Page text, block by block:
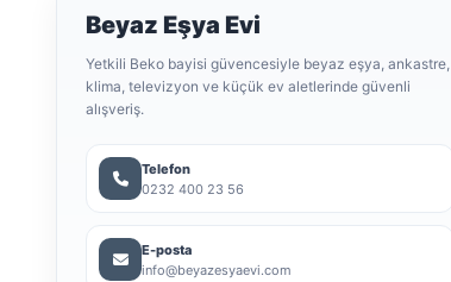
Beyaz Eşya Evi
Yetkili Beko bayisi güvencesiyle beyaz eşya, ankastre,
klima, televizyon ve küçük ev aletlerinde güvenli
alışveriş.
Telefon
0232 400 23 56
E-posta
info@beyazesyaevi.com